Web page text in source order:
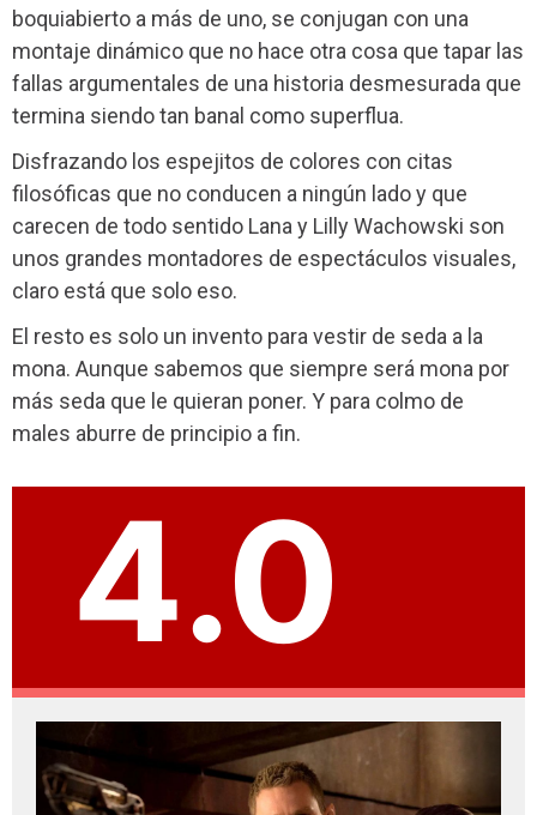
boquiabierto a más de uno, se conjugan con una
montaje dinámico que no hace otra cosa que tapar las
fallas argumentales de una historia desmesurada que
termina siendo tan banal como superflua.
Disfrazando los espejitos de colores con citas
filosóficas que no conducen a ningún lado y que
carecen de todo sentido Lana y Lilly Wachowski son
unos grandes montadores de espectáculos visuales,
claro está que solo eso.
El resto es solo un invento para vestir de seda a la
mona. Aunque sabemos que siempre será mona por
más seda que le quieran poner. Y para colmo de
males aburre de principio a fin.
4.0